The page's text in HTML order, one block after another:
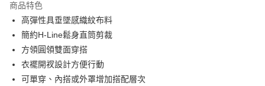
全盈+PAY
AFTEE先享後付
相關說明
【關於「AFTEE先享後付」】
AFTEE先享後付是「在收到商品之後才付款」的支付方式。 讓您購物簡單
便利好安心！
運送方式
商品特色
高彈性具垂墜感織紋布料
簡約H-Line鬆身直筒剪裁
方領圓領雙面穿搭
衣襬開衩設計方便行動
可單穿、內搭或外罩增加搭配層次